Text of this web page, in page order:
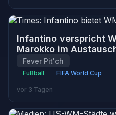
Infantino verspricht
Marokko im
Fever Pit'ch
Fußball FIFA World Cup
vor 3 Tagen